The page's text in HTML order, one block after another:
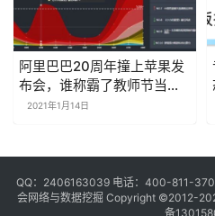
阿里巴巴20周年撞上苹果发
布会，谁称霸了教师节当天
的舆论场？
2021年1月14日
QQ：2406163039 电话：400-811-
会网络与数据挖掘 Copyright ©2012-
备